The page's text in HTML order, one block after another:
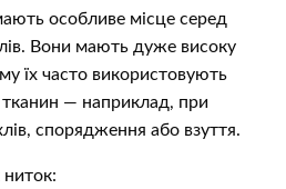
особливе місце серед
Вони мають дуже високу
їх часто використовують
— наприклад, при
спорядження або взуття.
ниток: